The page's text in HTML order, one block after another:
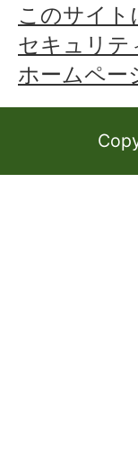
このサイト
セキュリテ
ホームペー